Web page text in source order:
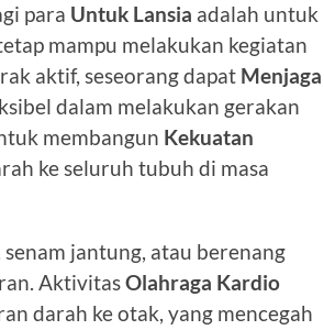
para Untuk Lansia adalah untuk
mampu melakukan kegiatan
aktif, seseorang dapat Menjaga
dalam melakukan gerakan
membangun Kekuatan
ke seluruh tubuh di masa
jantung, atau berenang
AktivitasOlahraga Kardio
darah ke otak, yang mencegah